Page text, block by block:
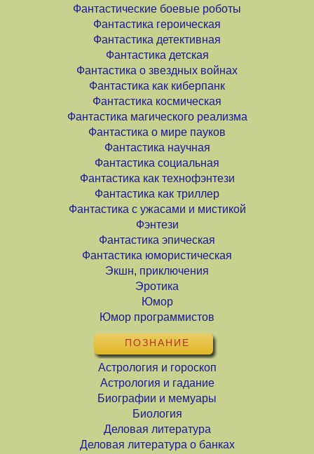
Фантастические боевые роботы
Фантастика героическая
Фантастика детективная
Фантастика детская
Фантастика о звездных войнах
Фантастика как киберпанк
Фантастика космическая
Фантастика магического реализма
Фантастика о мире пауков
Фантастика научная
Фантастика социальная
Фантастика как технофэнтези
Фантастика как триллер
Фантастика с ужасами и мистикой
Фэнтези
Фантастика эпическая
Фантастика юмористическая
Экшн, приключения
Эротика
Юмор
Юмор программистов
ПОЗНАНИЕ
Астрология и гороскоп
Астрология и гадание
Биографии и мемуары
Биология
Деловая литература
Деловая литература о банках